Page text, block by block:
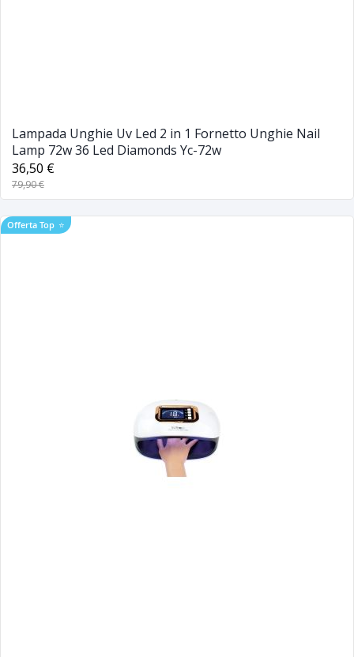
Lampada Unghie Uv Led 2 in 1 Fornetto Unghie Nail
Lamp 72w 36 Led Diamonds Yc-72w
36,50 €
79,90 €
Offerta Top ⭐